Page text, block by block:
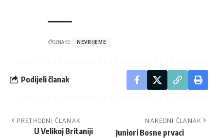
OZNAKE: NEVRIJEME
Podijeli članak
PRETHODNI ČLANAK
U Velikoj Britaniji
NAREDNI ČLANAK
Juniori Bosne prvaci